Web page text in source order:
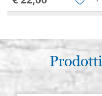
€ 30,00
Pennello in scoiattolo,
SR-PREMIUM (Roubloff),